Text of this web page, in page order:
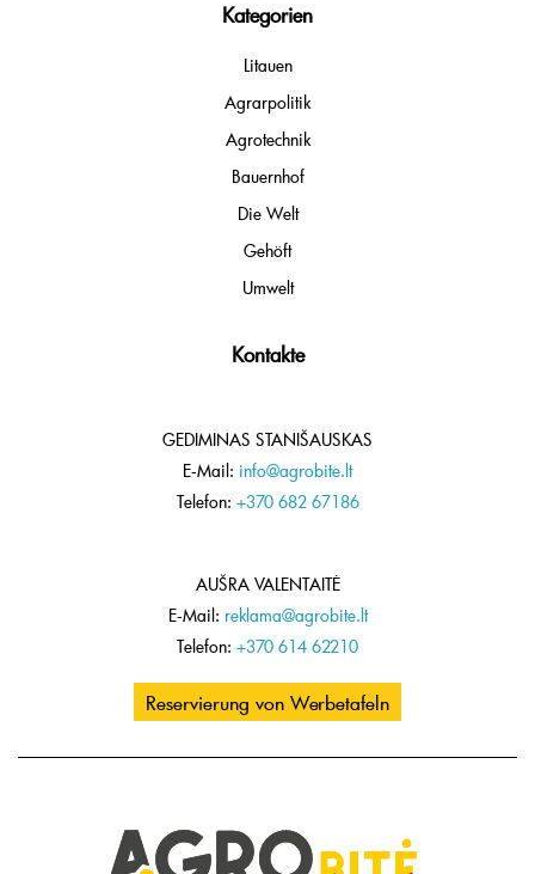
Kategorien
Litauen
Agrarpolitik
Agrotechnik
Bauernhof
Die Welt
Gehöft
Umwelt
Kontakte
GEDIMINAS STANIŠAUSKAS
E-Mail: info@agrobite.lt
Telefon: +370 682 67186
AUŠRA VALENTAITĖ
E-Mail: reklama@agrobite.lt
Telefon: +370 614 62210
Reservierung von Werbetafeln